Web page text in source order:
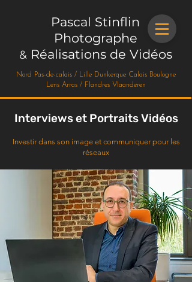
Pascal Stinflin
Photographe
&Réalisations de Vidéos
Nord Pas-de-calais / Lille Dunkerque Calais Boulogne
Lens Arras / Flandres Vlaanderen
Interviews et Portraits Vidéos
Investir dans son image et communiquer pour les
réseaux